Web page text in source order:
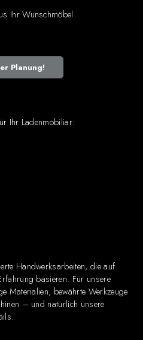
Ihr Wunschmöbel.
Planung!
Ihr Ladenmobiliar:
Handwerksarbeiten, die auf
basieren. Für unsere
Materialien, bewährte Werkzeuge
– und natürlich unsere